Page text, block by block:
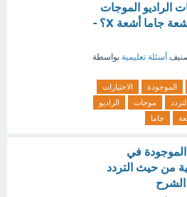
الراديو الموجات
الميكرومترية أشعة جاما أشعة X؟ -
أسئلة تعليمية بواسطة
الموجودة
الاختيارات
التردد موجات
الراديو
جاما
في
من حيث التردد